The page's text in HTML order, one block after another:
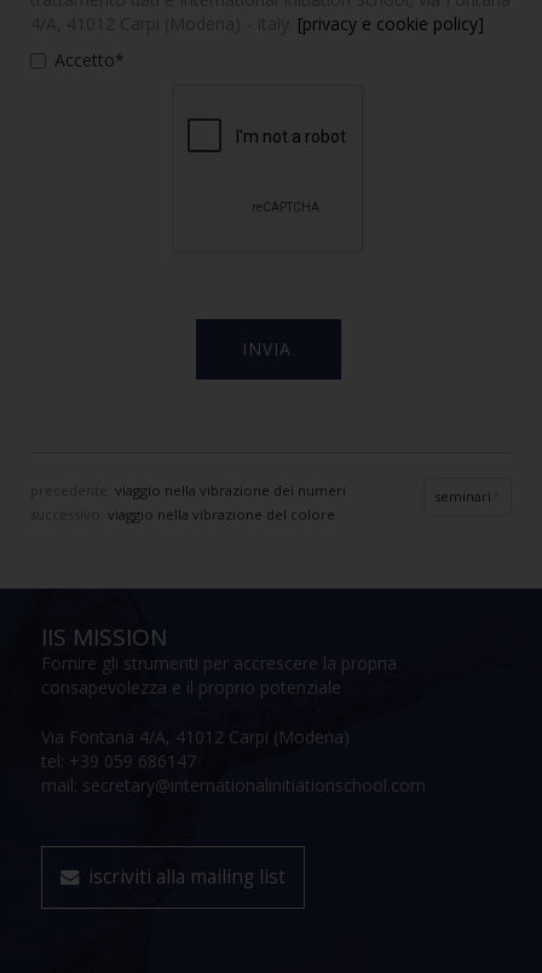
[privacy e cookie policy]
Accetto*
precedente: viaggio nella vibrazione dei numeri
viaggio nella vibrazione del colore
seminari
IIS MISSION
Fornire gli strumenti per accrescere la propria
consapevolezza e il proprio potenziale
Via Fontana 4/A, 41012 Carpi (Modena)
tel: +39 059 686147
mail: secretary@internationalinitiationschool.com
iscriviti alla mailing list